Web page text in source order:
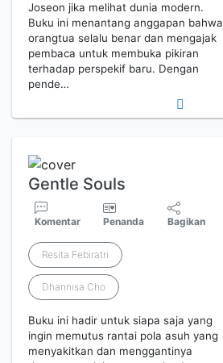
Joseon jika melihat dunia modern.
Buku ini menantang anggapan bahwa
orangtua selalu benar dan mengajak
pembaca untuk membuka pikiran
terhadap perspekif baru. Dengan
pende…
Gentle Souls
Komentar Penanda Bagikan
Resita Febiratri
Dhannisa Cho
Buku ini hadir untuk siapa saja yang
ingin memutus rantai pola asuh yang
menyakitkan dan menggantinya